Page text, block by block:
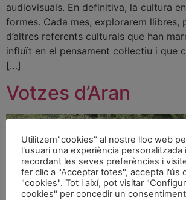
audiovisuals. En definitiva, la cultura
formes. Cada mes, explorarem llibres,
d’altres referents culturals que han
influït en el pensament col·lectiu i que
[…]
Votzes d’Aran
Utilitzem"cookies" al nostre lloc web
l'usuari una experiència personalitzada
recordant les seves preferències i
fer clic a "Acceptar totes", accepta l'ús
"cookies". Tot i així, pot visitar
cookies" per concedir un